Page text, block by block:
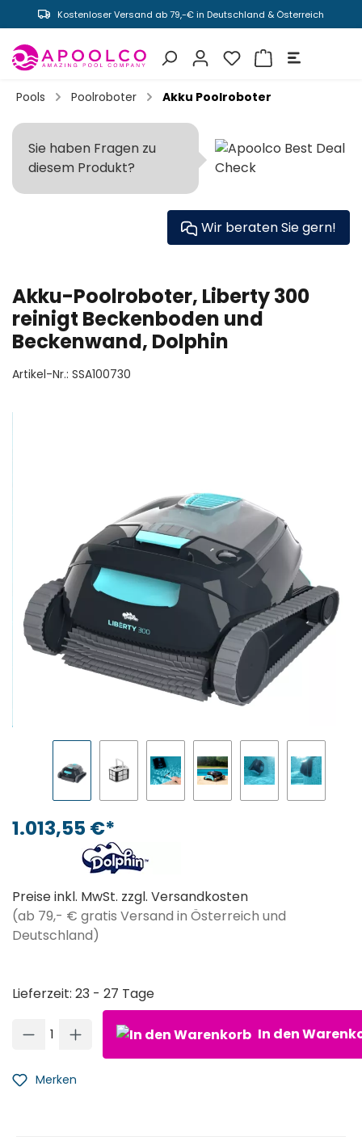
springen
Kostenloser Versand ab 79,-€ in Deutschland & Österreich
Pools Poolroboter Akku Poolroboter
Akku-Poolroboter, Liberty 300
reinigt Beckenboden und
Beckenwand, Dolphin
Artikel-Nr.: SSA100730
Sie haben Fragen zu
diesem Produkt?
Wir beraten Sie gern!
1.013,55 €*
Preise inkl. MwSt. zzgl. Versandkosten
(ab 79,- € gratis Versand in Österreich und
Deutschland)
Lieferzeit: 23 - 27 Tage
Produkt Anzahl: Gib den gewünschten Wert ein oder
In den
Merken